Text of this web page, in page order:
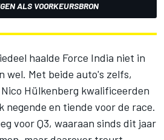
ALS VOORKEURSBRON
haalde Force India niet in
wel. Met beide auto's zelfs,
Hülkenberg kwalificeerden
negende en tiende voor de race.
voor Q3, waaraan sinds dit jaar